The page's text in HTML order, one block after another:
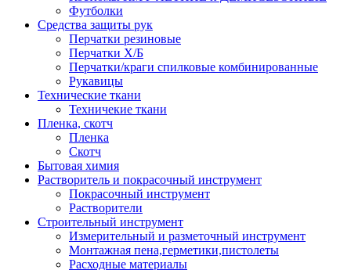
Футболки
Средства защиты рук
Перчатки резиновые
Перчатки Х/Б
Перчатки/краги спилковые комбинированные
Рукавицы
Технические ткани
Техничекие ткани
Пленка, скотч
Пленка
Скотч
Бытовая химия
Растворитель и покрасочный инструмент
Покрасочный инструмент
Растворители
Строительный инструмент
Измерительный и разметочный инструмент
Монтажная пена,герметики,пистолеты
Расходные материалы